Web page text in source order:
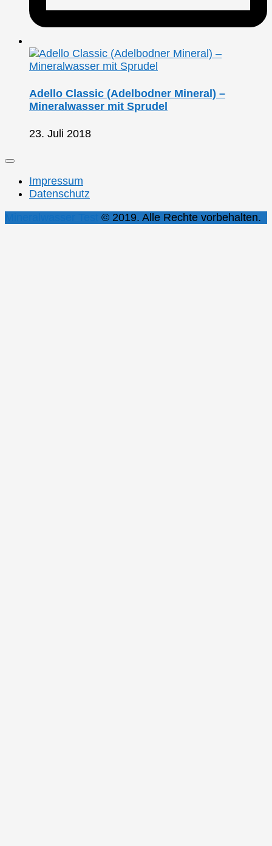
Adello Classic (Adelbodner Mineral) –
Mineralwasser mit Sprudel
23. Juli 2018
Impressum
Datenschutz
© 2019. Alle Rechte vorbehalten.